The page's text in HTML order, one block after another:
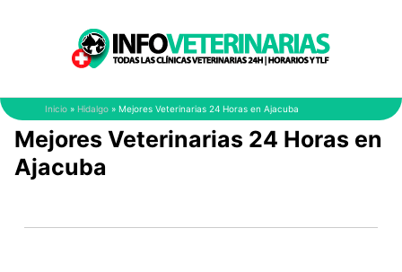
Inicio » Hidalgo » Mejores Veterinarias 24 Horas en Ajacuba
Mejores Veterinarias 24 Horas en
Ajacuba